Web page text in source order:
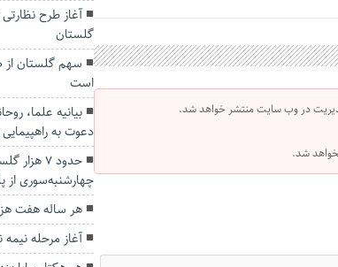
در وب سایت منتشر خواهد شد.
شد.
آغاز طرح نظارتی
گلستان
سهم گلستان از
است
بیانیه علما،
دعوت به
حدود ۷
چهارشنبه‌سوری
هر ساله هفت
آغاز مرحله نیمه